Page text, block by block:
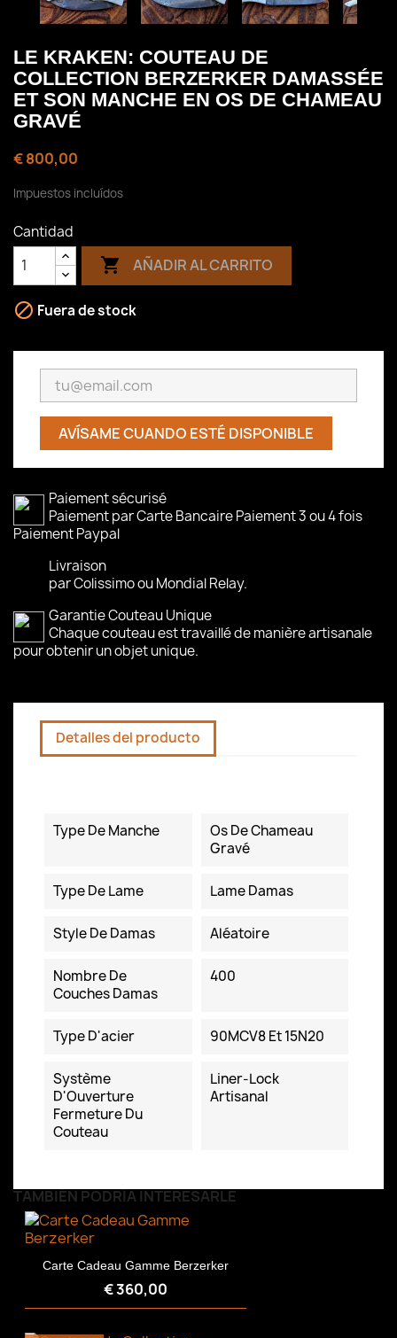
LE KRAKEN: COUTEAU DE
COLLECTION BERZERKER DAMASSÉE
ET SON MANCHE EN OS DE CHAMEAU
GRAVÉ
€ 800,00
Impuestos incluídos
Cantidad
 AÑADIR AL CARRITO
 Fuera de stock
AVÍSAME CUANDO ESTÉ DISPONIBLE
Paiement sécurisé
Paiement par Carte Bancaire Paiement 3 ou 4 fois
Paiement Paypal
Livraison
par Colissimo ou Mondial Relay.
Garantie Couteau Unique
Chaque couteau est travaillé de manière artisanale
pour obtenir un objet unique.
Detalles del producto
Type De Manche
Os De Chameau
Gravé
Type De Lame Lame Damas
Style De Damas Aléatoire
Nombre De
Couches Damas
400
Type D'acier 90MCV8 Et 15N20
Système
D'Ouverture
Fermeture Du
Couteau
Liner-Lock
Artisanal
TAMBIÉN PODRÍA INTERESARLE
Carte Cadeau Gamme Berzerker
€ 360,00